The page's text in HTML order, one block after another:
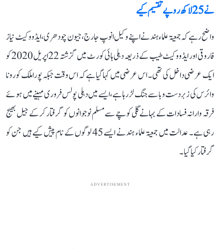
نے 25 لاکھ روپے تقسیم کیے
واضح رہے کہ جمعیۃ علماء ہند نے اپنے وکیل انوپ جارج، جیون چودھری، ایڈووکیٹ نیاز
فاروقی اور ایڈووکیٹ طیب کے ذریعہ دہلی ہائی کورٹ میں گزشتہ 22 اپریل 2020 کو
ایک عرضی داخل کی تھی۔ اس عرضی میں کہا گیا ہے کہ اس وقت جبکہ پورا ملک کورونا
وائرس کی زبردست وبا سے جنگ لڑ رہا ہے، ایسے میں دہلی پولس فروری مہینے میں ہوئے
فرقہ وارانہ فسادات کے بہانے گلی کوچے سے مسلم نوجوانوں کو گرفتار کر کے جیل بھیج
رہی ہے۔ عدالت میں جمعیۃ علماء ہند نے ایسے 45 لوگوں کے نام پیش کیے ہیں جن کو
گرفتار کیا گیا۔
ADVERTISEMENT